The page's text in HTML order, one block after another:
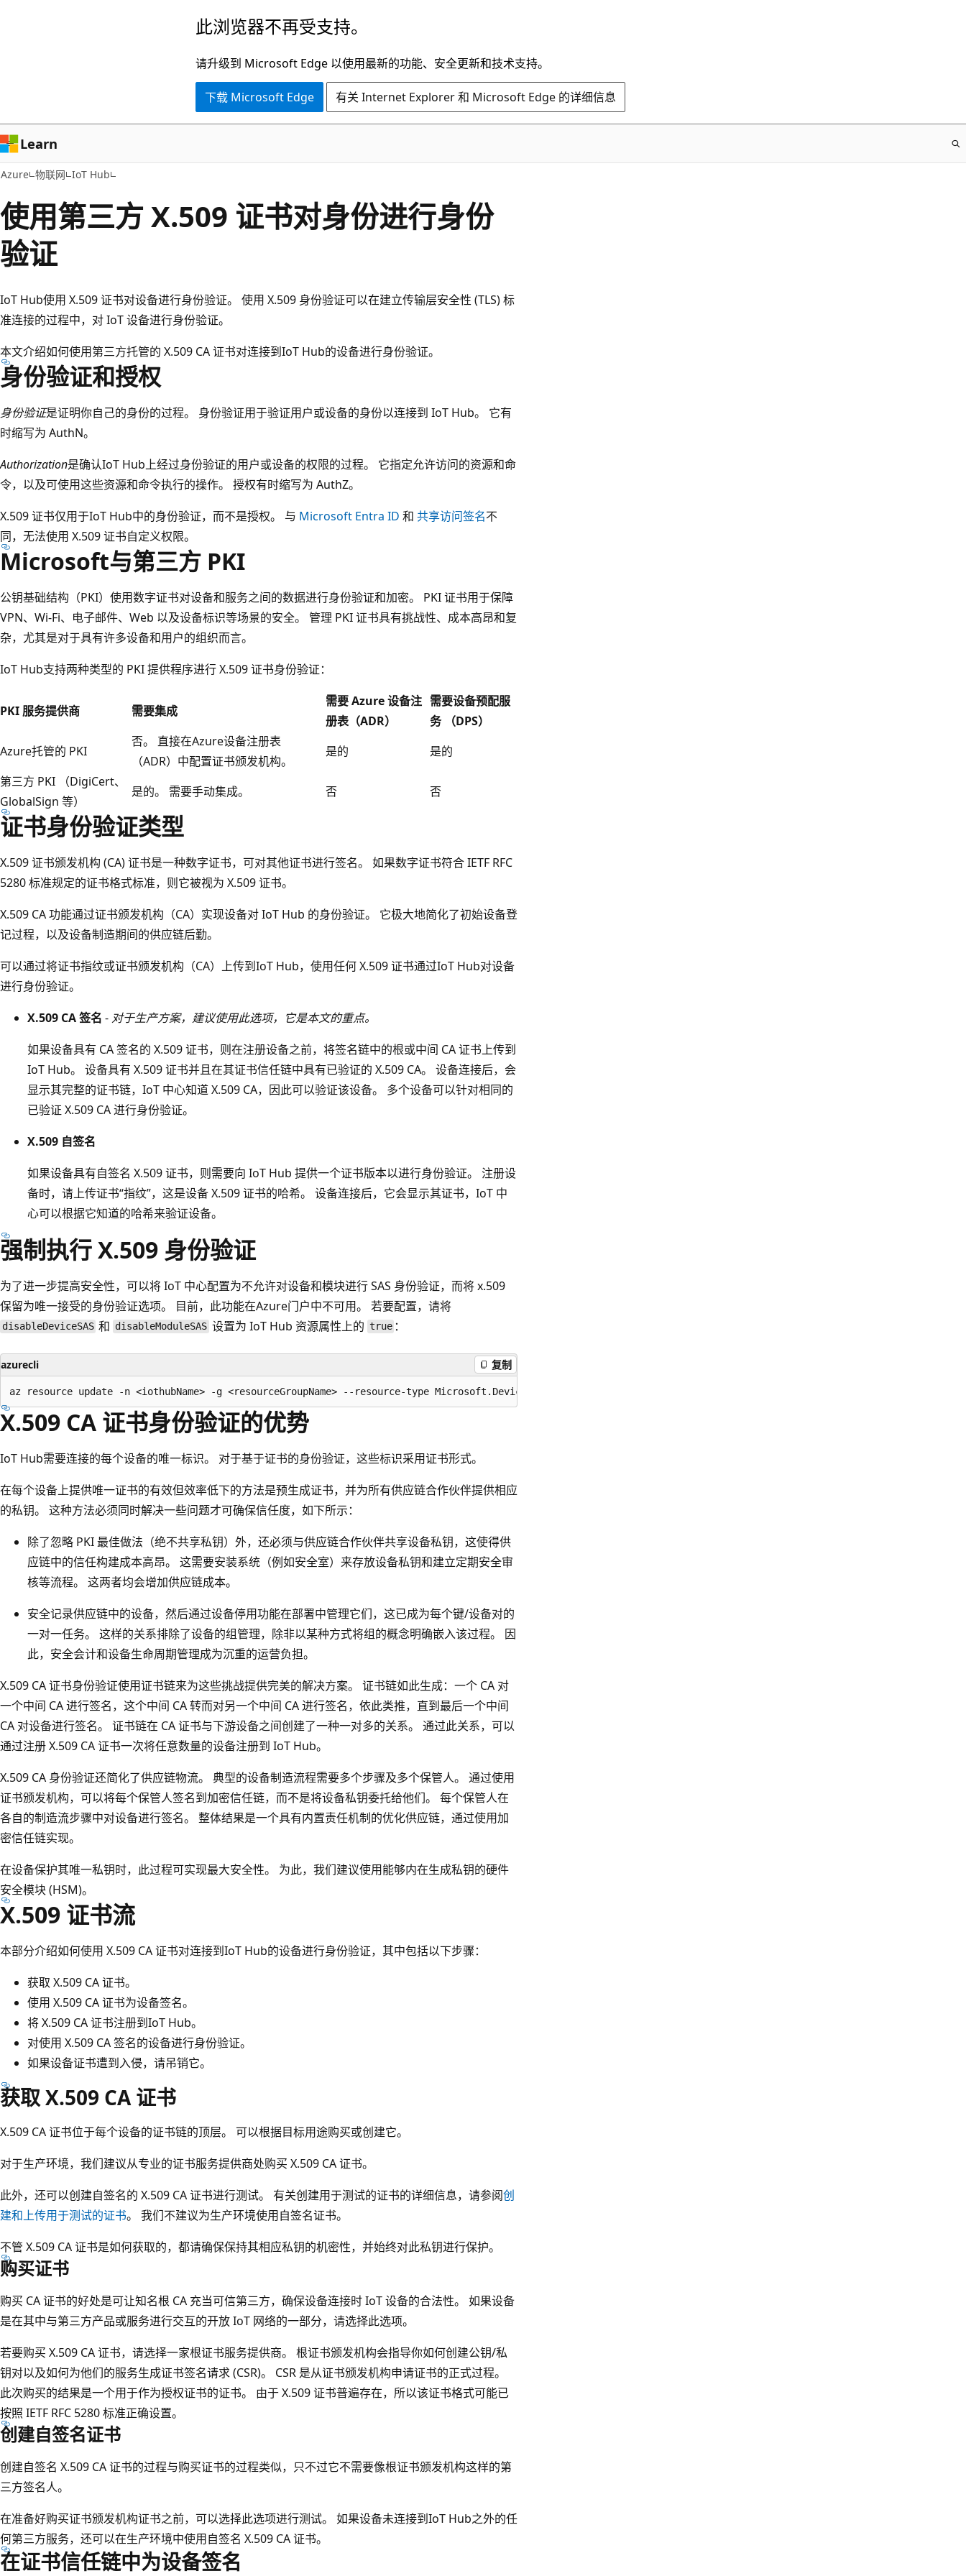
容
此浏览器不再受支持。
请升级到 Microsoft Edge 以使用最新的功能、安全更新和技术支持。
下载 Microsoft Edge 有关 Internet Explorer 和 Microsoft Edge 的详细信息
Learn
Azure 物联网 IoT Hub
使用第三方 X.509 证书对身份进行身份
验证
IoT Hub使用 X.509 证书对设备进行身份验证。 使用 X.509 身份验证可以在建立传输层安全性 (TLS) 标
准连接的过程中，对 IoT 设备进行身份验证。
本文介绍如何使用第三方托管的 X.509 CA 证书对连接到IoT Hub的设备进行身份验证。
身份验证和授权
身份验证是证明你自己的身份的过程。 身份验证用于验证用户或设备的身份以连接到 IoT Hub。 它有
时缩写为 AuthN。
Authorization是确认IoT Hub上经过身份验证的用户或设备的权限的过程。 它指定允许访问的资源和命
令，以及可使用这些资源和命令执行的操作。 授权有时缩写为 AuthZ。
X.509 证书仅用于IoT Hub中的身份验证，而不是授权。 与 Microsoft Entra ID 和 共享访问签名不
同，无法使用 X.509 证书自定义权限。
Microsoft与第三方 PKI
公钥基础结构（PKI）使用数字证书对设备和服务之间的数据进行身份验证和加密。 PKI 证书用于保障
VPN、Wi-Fi、电子邮件、Web 以及设备标识等场景的安全。 管理 PKI 证书具有挑战性、成本高昂和复
杂，尤其是对于具有许多设备和用户的组织而言。
IoT Hub支持两种类型的 PKI 提供程序进行 X.509 证书身份验证：
PKI 服务提供商 需要集成
需要 Azure 设备注
册表（ADR）
需要设备预配服
务 （DPS）
Azure托管的 PKI
否。 直接在Azure设备注册表
（ADR）中配置证书颁发机构。
是的
是的
第三方 PKI （DigiCert、
GlobalSign 等）
是的。 需要手动集成。 否 否
证书身份验证类型
X.509 证书颁发机构 (CA) 证书是一种数字证书，可对其他证书进行签名。 如果数字证书符合 IETF RFC
5280 标准规定的证书格式标准，则它被视为 X.509 证书。
X.509 CA 功能通过证书颁发机构（CA）实现设备对 IoT Hub 的身份验证。 它极大地简化了初始设备登
记过程，以及设备制造期间的供应链后勤。
可以通过将证书指纹或证书颁发机构（CA）上传到IoT Hub，使用任何 X.509 证书通过IoT Hub对设备
进行身份验证。
X.509 CA 签名 - 对于生产方案，建议使用此选项，它是本文的重点。
如果设备具有 CA 签名的 X.509 证书，则在注册设备之前，将签名链中的根或中间 CA 证书上传到
IoT Hub。 设备具有 X.509 证书并且在其证书信任链中具有已验证的 X.509 CA。 设备连接后，会
显示其完整的证书链，IoT 中心知道 X.509 CA，因此可以验证该设备。 多个设备可以针对相同的
已验证 X.509 CA 进行身份验证。
X.509 自签名
如果设备具有自签名 X.509 证书，则需要向 IoT Hub 提供一个证书版本以进行身份验证。 注册设
备时，请上传证书“指纹”，这是设备 X.509 证书的哈希。 设备连接后，它会显示其证书，IoT 中
心可以根据它知道的哈希来验证设备。
强制执行 X.509 身份验证
为了进一步提高安全性，可以将 IoT 中心配置为不允许对设备和模块进行 SAS 身份验证，而将 x.509
保留为唯一接受的身份验证选项。 目前，此功能在Azure门户中不可用。 若要配置，请将
disableDeviceSAS 和 disableModuleSAS 设置为 IoT Hub 资源属性上的 true ：
azurecli 复制
X.509 CA 证书身份验证的优势
IoT Hub需要连接的每个设备的唯一标识。 对于基于证书的身份验证，这些标识采用证书形式。
在每个设备上提供唯一证书的有效但效率低下的方法是预生成证书，并为所有供应链合作伙伴提供相应
的私钥。 这种方法必须同时解决一些问题才可确保信任度，如下所示：
除了忽略 PKI 最佳做法（绝不共享私钥）外，还必须与供应链合作伙伴共享设备私钥，这使得供
应链中的信任构建成本高昂。 这需要安装系统（例如安全室）来存放设备私钥和建立定期安全审
核等流程。 这两者均会增加供应链成本。
安全记录供应链中的设备，然后通过设备停用功能在部署中管理它们，这已成为每个键/设备对的
一对一任务。 这样的关系排除了设备的组管理，除非以某种方式将组的概念明确嵌入该过程。 因
此，安全会计和设备生命周期管理成为沉重的运营负担。
X.509 CA 证书身份验证使用证书链来为这些挑战提供完美的解决方案。 证书链如此生成：一个 CA 对
一个中间 CA 进行签名，这个中间 CA 转而对另一个中间 CA 进行签名，依此类推，直到最后一个中间
CA 对设备进行签名。 证书链在 CA 证书与下游设备之间创建了一种一对多的关系。 通过此关系，可以
通过注册 X.509 CA 证书一次将任意数量的设备注册到 IoT Hub。
X.509 CA 身份验证还简化了供应链物流。 典型的设备制造流程需要多个步骤及多个保管人。 通过使用
证书颁发机构，可以将每个保管人签名到加密信任链，而不是将设备私钥委托给他们。 每个保管人在
各自的制造流步骤中对设备进行签名。 整体结果是一个具有内置责任机制的优化供应链，通过使用加
密信任链实现。
在设备保护其唯一私钥时，此过程可实现最大安全性。 为此，我们建议使用能够内在生成私钥的硬件
安全模块 (HSM)。
X.509 证书流
本部分介绍如何使用 X.509 CA 证书对连接到IoT Hub的设备进行身份验证，其中包括以下步骤：
获取 X.509 CA 证书。
使用 X.509 CA 证书为设备签名。
将 X.509 CA 证书注册到IoT Hub。
对使用 X.509 CA 签名的设备进行身份验证。
如果设备证书遭到入侵，请吊销它。
获取 X.509 CA 证书
X.509 CA 证书位于每个设备的证书链的顶层。 可以根据目标用途购买或创建它。
对于生产环境，我们建议从专业的证书服务提供商处购买 X.509 CA 证书。
此外，还可以创建自签名的 X.509 CA 证书进行测试。 有关创建用于测试的证书的详细信息，请参阅创
建和上传用于测试的证书。 我们不建议为生产环境使用自签名证书。
不管 X.509 CA 证书是如何获取的，都请确保保持其相应私钥的机密性，并始终对此私钥进行保护。
购买证书
购买 CA 证书的好处是可让知名根 CA 充当可信第三方，确保设备连接时 IoT 设备的合法性。 如果设备
是在其中与第三方产品或服务进行交互的开放 IoT 网络的一部分，请选择此选项。
若要购买 X.509 CA 证书，请选择一家根证书服务提供商。 根证书颁发机构会指导你如何创建公钥/私
钥对以及如何为他们的服务生成证书签名请求 (CSR)。 CSR 是从证书颁发机构申请证书的正式过程。
此次购买的结果是一个用于作为授权证书的证书。 由于 X.509 证书普遍存在，所以该证书格式可能已
按照 IETF RFC 5280 标准正确设置。
创建自签名证书
创建自签名 X.509 CA 证书的过程与购买证书的过程类似，只不过它不需要像根证书颁发机构这样的第
三方签名人。
在准备好购买证书颁发机构证书之前，可以选择此选项进行测试。 如果设备未连接到IoT Hub之外的任
何第三方服务，还可以在生产环境中使用自签名 X.509 CA 证书。
在证书信任链中为设备签名